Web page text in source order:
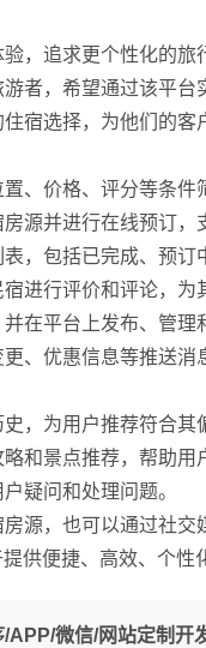
，追求更个性化的旅
者，希望通过该平台
宿选择，为他们的客
、价格、评分等条
源并进行在线预订，
，包括已完成、预订
进行评价和评论，为
在平台上发布、管
、优惠信息等推送消
，为用户推荐符合其
和景点推荐，帮助用
疑问和处理问题。
源，也可以通过社交
供便捷、高效、个
APP/微信/网站定制开